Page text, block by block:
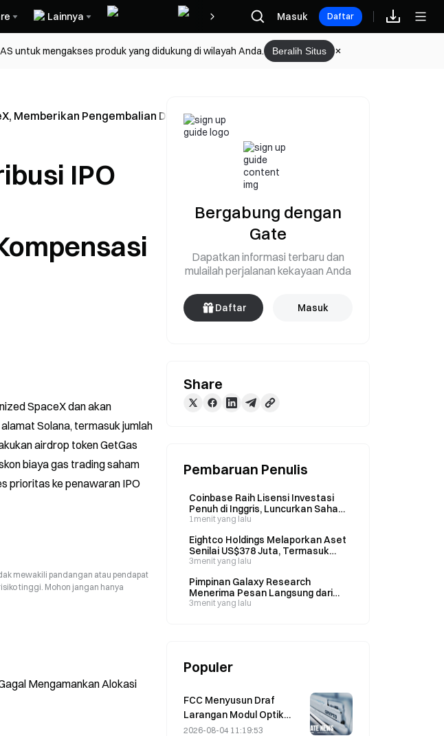
Lainnya Hadiah Masuk Daftar
untuk mengakses produk yang didukung di wilayah Anda. Beralih Situs
Pengembalian Dana Penuh dan Kompensasi $10 USDT GetGas Malam
IPO
SpaceX dan akan
Solana, termasuk jumlah
airdrop token GetGas
biaya gas trading saham
prioritas ke penawaran IPO
mewakili pandangan atau pendapat
tinggi. Mohon jangan hanya
Mengamankan Alokasi
Bergabung dengan
Gate
Dapatkan informasi terbaru dan
mulailah perjalanan kekayaan Anda
Daftar Masuk
Share
Pembaruan Penulis
Coinbase Raih Lisensi Investasi
Penuh di Inggris, Luncurkan Saham
AS Bertokenisasi Tanpa Komisi
1menit yang lalu
Eightco Holdings Melaporkan Aset
Senilai US$378 Juta, Termasuk
302 juta WLD dan 16.278 ETH per 5
3menit yang lalu
Pimpinan Galaxy Research
Menerima Pesan Langsung dari
Lebih dari 200 Korban Coldcard
3menit yang lalu
Populer
FCC Menyusun Draf
Larangan Modul Optik
Pusat Data dari Tiongkok;
2026-08-04 11:19:53